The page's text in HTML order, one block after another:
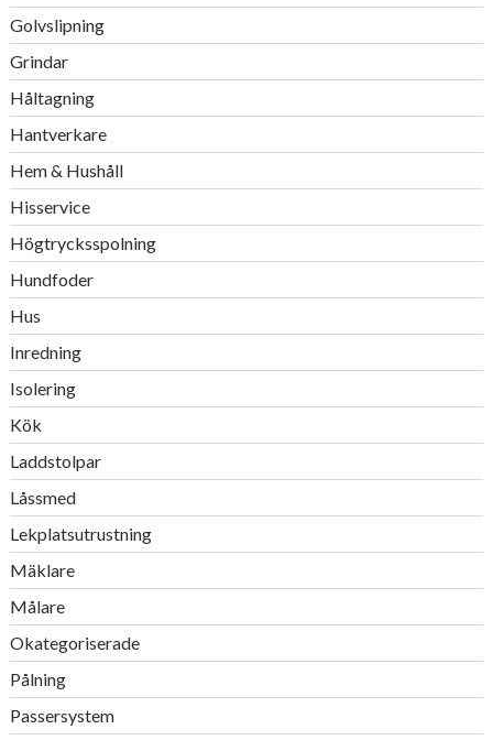
Golvslipning
Grindar
Håltagning
Hantverkare
Hem & Hushåll
Hisservice
Högtrycksspolning
Hundfoder
Hus
Inredning
Isolering
Kök
Laddstolpar
Låssmed
Lekplatsutrustning
Mäklare
Målare
Okategoriserade
Pålning
Passersystem